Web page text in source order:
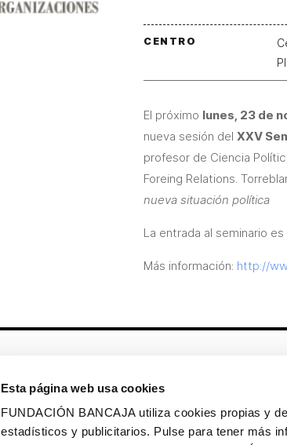
Esta página web usa cookies
FUNDACIÓN BANCAJA utiliza cookies propias y
estadísticos y publicitarios. Pulse para tener más
CENTRO
El próximo lunes, 23 de
nueva sesión del XXV
profesor de Ciencia
Foreing Relations.
nueva situación política
La entrada al seminario
Más información: http://
Colección de arte